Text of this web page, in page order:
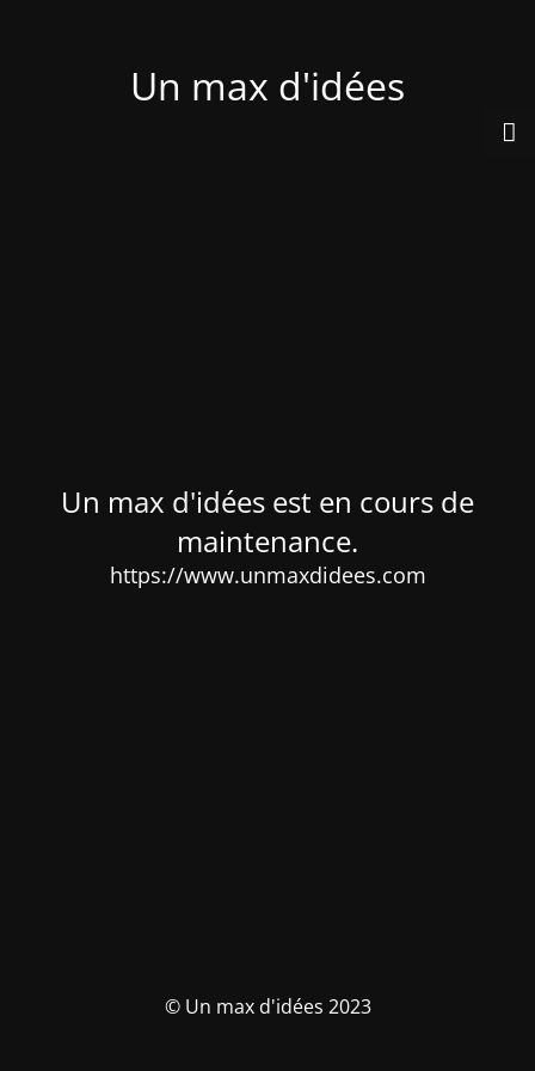
Un max d'idées
Un max d'idées est en cours de
maintenance.
https://www.unmaxdidees.com
© Un max d'idées 2023